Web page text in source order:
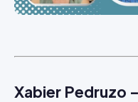
Xabier Pedruzo